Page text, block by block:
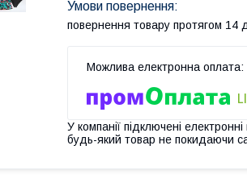
повернення товару протягом 14
У компанії підключені
будь-який товар не покидаючи